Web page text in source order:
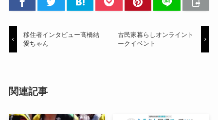
移住者インタビュー髙橋結
愛ちゃん
古民家暮らしオンライント
ークイベント
関連記事